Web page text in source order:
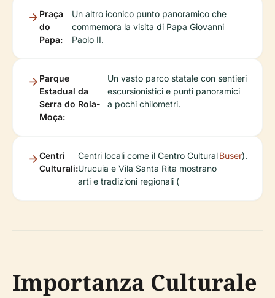
Praça
do
Papa:
Un altro iconico punto panoramico che
commemora la visita di Papa Giovanni
Paolo II.
Parque
Estadual da
Serra do Rola-
Moça:
Un vasto parco statale con sentieri
escursionistici e punti panoramici
a pochi chilometri.
Centri
Culturali:
Centri locali come il Centro Cultural
Urucuia e Vila Santa Rita mostrano
arti e tradizioni regionali (
Buser).
Importanza Culturale